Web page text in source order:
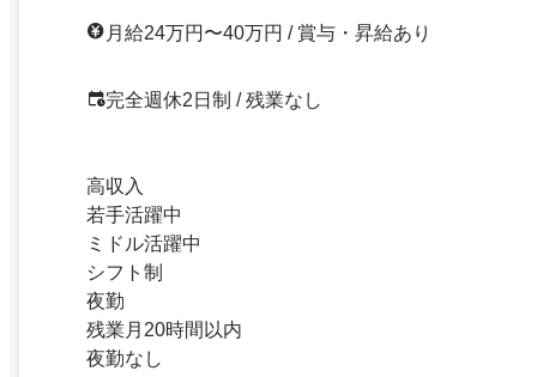
月給24万円〜40万円 / 賞与・昇給あり
完全週休2日制 / 残業なし
高収入
若手活躍中
ミドル活躍中
シフト制
夜勤
残業月20時間以内
夜勤なし